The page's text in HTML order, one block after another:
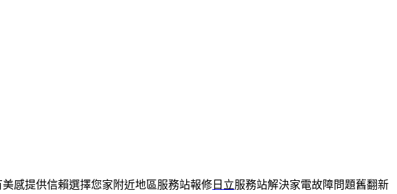
感提供信賴選擇您家附近地區服務站報修 日立服務站解決家電故障問題舊翻新